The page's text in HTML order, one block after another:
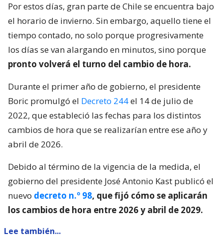
Por estos días, gran parte de Chile se encuentra bajo
el horario de invierno. Sin embargo, aquello tiene el
tiempo contado, no solo porque progresivamente
los días se van alargando en minutos, sino porque
pronto volverá el turno del cambio de hora.
Durante el primer año de gobierno, el presidente
Boric promulgó el Decreto 244el 14 de julio de
2022, que estableció las fechas para los distintos
cambios de hora que se realizarían entre ese año y
abril de 2026.
Debido al término de la vigencia de la medida, el
gobierno del presidente José Antonio Kast publicó el
nuevo decreto n.º 98, que fijó cómo se aplicarán
los cambios de hora entre 2026 y abril de 2029.
Lee también...